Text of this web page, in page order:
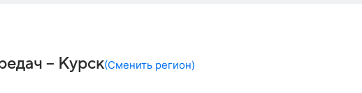
– Курск(Сменить регион)